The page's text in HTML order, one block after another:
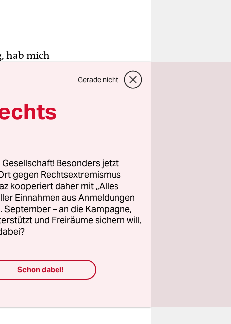
hab mich
in
nicht
Partei in
Gerade nicht
Besonders jetzt
gegen Rechtsextremismus
kooperiert daher mit „Alles
Einnahmen aus Anmeldungen
September – an die Kampagne,
und Freiräume sichern will,
Schon dabei!